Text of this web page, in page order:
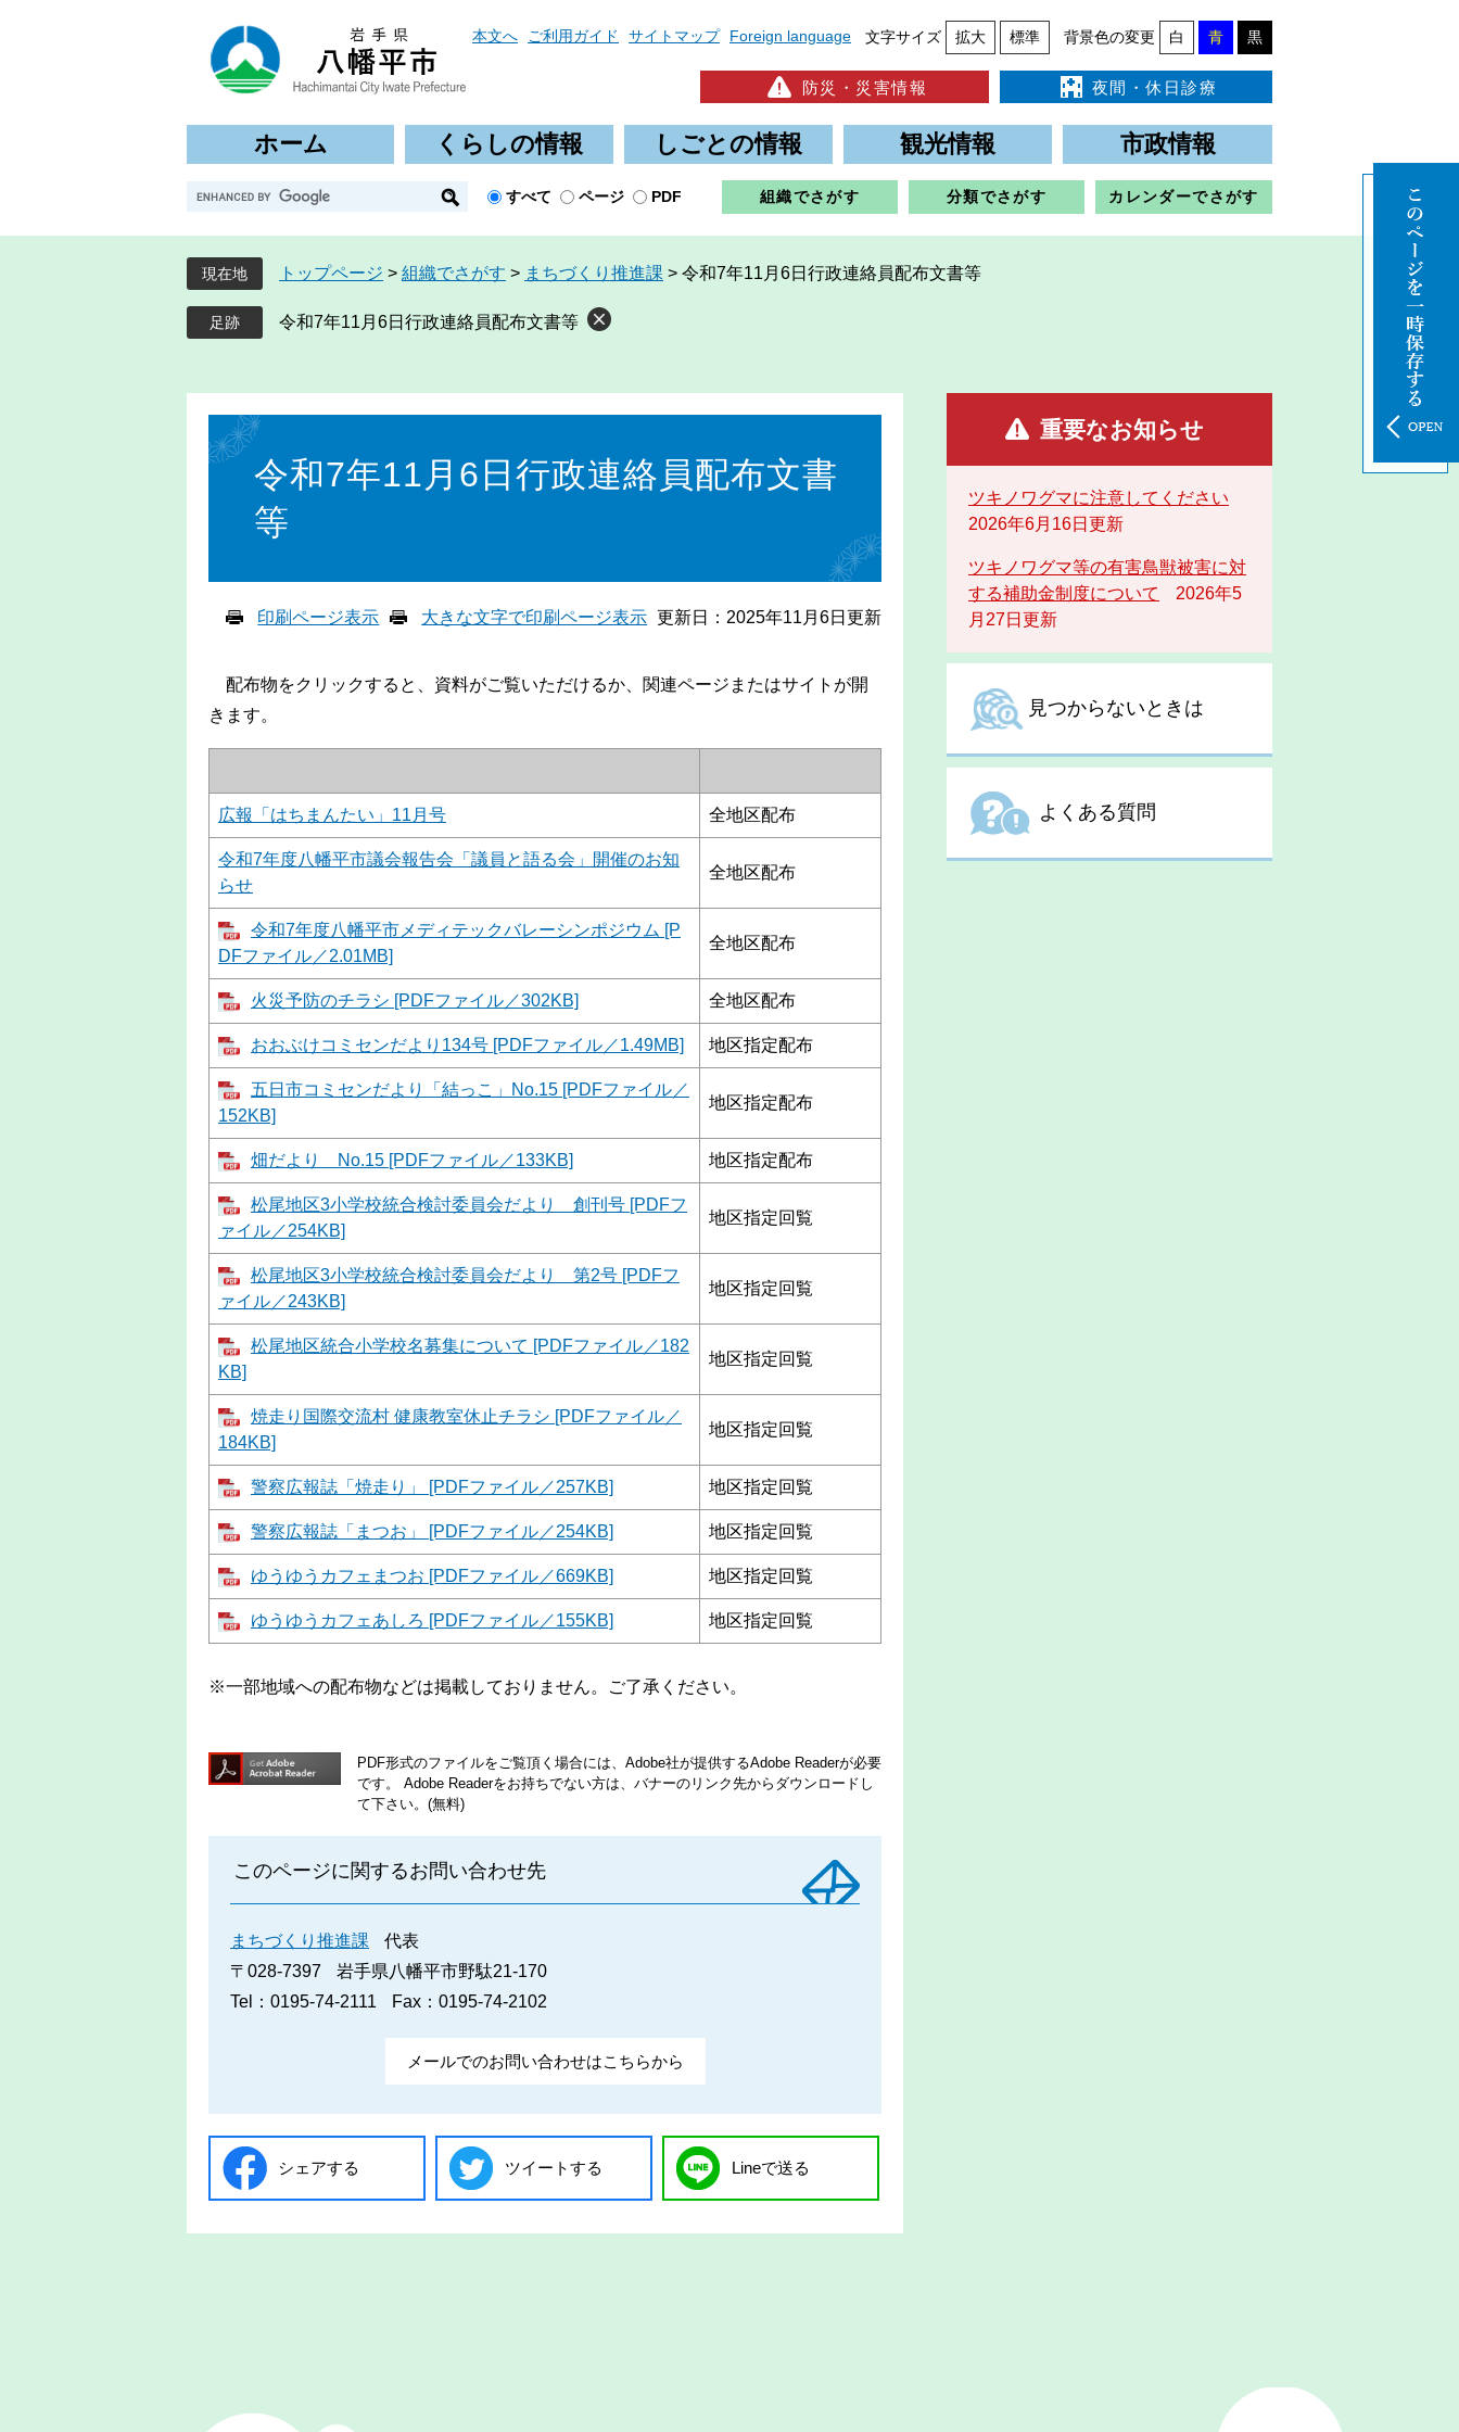
本文へ ご利用ガイド サイトマップ Foreign language 文字サイズ 拡大 標準 背景色の変更 白 青 黒
防災・災害情報 夜間・休日診療
ホーム くらしの情報 しごとの情報 観光情報 市政情報
G
o
g
l
e
カ
すべて ページ PDF 組織でさがす 分類でさがす カレンダーでさがす
現在地 トップページ > 組織でさがす > まちづくり推進課 > 令和7年11月6日行政連絡員配布文書等
令和7年11月6日行政連絡員配布文書等
文
令和7年11月6日行政連絡員配布文書
等
印刷ページ表示 大きな文字で印刷ページ表示 更新日：2025年11月6日更新
配布物をクリックすると、資料がご覧いただけるか、関連ページまたはサイトが開
きます。
広報「はちまんたい」11月号 全地区配布
令和7年度八幡平市議会報告会「議員と語る会」開催のお知
らせ
全地区配布
令和7年度八幡平市メディテックバレーシンポジウム [P
DFファイル／2.01MB]
全地区配布
火災予防のチラシ [PDFファイル／302KB] 全地区配布
おおぶけコミセンだより134号 [PDFファイル／1.49MB] 地区指定配布
五日市コミセンだより「結っこ」No.15 [PDFファイル／
152KB]
地区指定配布
畑だより No.15 [PDFファイル／133KB] 地区指定配布
松尾地区3小学校統合検討委員会だより 創刊号 [PDFフ
ァイル／254KB]
地区指定回覧
松尾地区3小学校統合検討委員会だより 第2号 [PDFフ
ァイル／243KB]
地区指定回覧
松尾地区統合小学校名募集について [PDFファイル／182
KB]
地区指定回覧
焼走り国際交流村 健康教室休止チラシ [PDFファイル／
184KB]
地区指定回覧
警察広報誌「焼走り」 [PDFファイル／257KB] 地区指定回覧
警察広報誌「まつお」 [PDFファイル／254KB] 地区指定回覧
ゆうゆうカフェまつお [PDFファイル／669KB] 地区指定回覧
ゆうゆうカフェあしろ [PDFファイル／155KB] 地区指定回覧
※一部地域への配布物などは掲載しておりません。ご了承ください。
PDF形式のファイルをご覧頂く場合には、Adobe社が提供するAdobe Readerが必要
です。
Adobe Readerをお持ちでない方は、バナーのリンク先からダウンロードし
て下さい。(無料)
このページに関するお問い合わせ先
まちづくり推進課
代表
〒028-7397
岩手県八幡平市野駄21-170
Tel：0195-74-2111
Fax：0195-74-2102
メールでのお問い合わせはこちらから
シェアする ツイートする Lineで送る
重要なお知らせ
ツキノワグマに注意してください
2026年6月16日更新
ツキノワグマ等の有害鳥獣被害に対
する補助金制度について
2026年5
月27日更新
見つからないときは
よくある質問